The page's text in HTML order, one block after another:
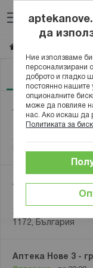
към
съдържанието
Аптеки
Аптека Нове 1 -
Отворено-
жк. Младост 3, бл
Аптека Нове 2 -
до 20:00
ж.к. Дианабад, ул.
1172, България
Аптека Нове 3 -
да
Ние използваме
персонализирани
доброто и гладко
постоянно
опционалните
може да повлияе
нас. Ако искаш да
Политиката за